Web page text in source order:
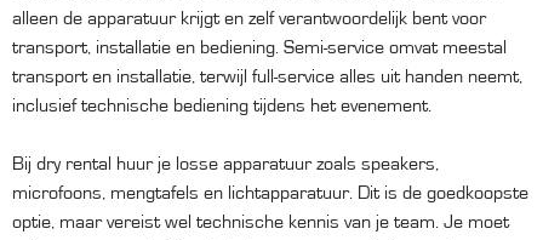
alleen de apparatuur krijgt en zelf verantwoordelijk bent voor
transport, installatie en bediening. Semi-service omvat meestal
transport en installatie, terwijl full-service alles uit handen neemt,
inclusief technische bediening tijdens het evenement.
Bij dry rental huur je losse apparatuur zoals speakers,
microfoons, mengtafels en lichtapparatuur. Dit is de goedkoopste
optie, maar vereist wel technische kennis van je team. Je moet